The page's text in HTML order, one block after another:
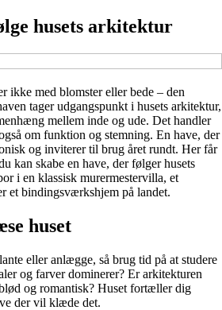
husets arkitektur
ikke med blomster eller bede – den
tager udgangspunkt i husets arkitektur,
mellem inde og ude. Det handler
om funktion og stemning. En have, der
og inviterer til brug året rundt. Her får
kan skabe en have, der følger husets
i en klassisk murermestervilla, et
et bindingsværkshjem på landet.
huset
eller anlægge, så brug tid på at studere
og farver dominerer? Er arkitekturen
og romantisk? Huset fortæller dig
der vil klæde det.